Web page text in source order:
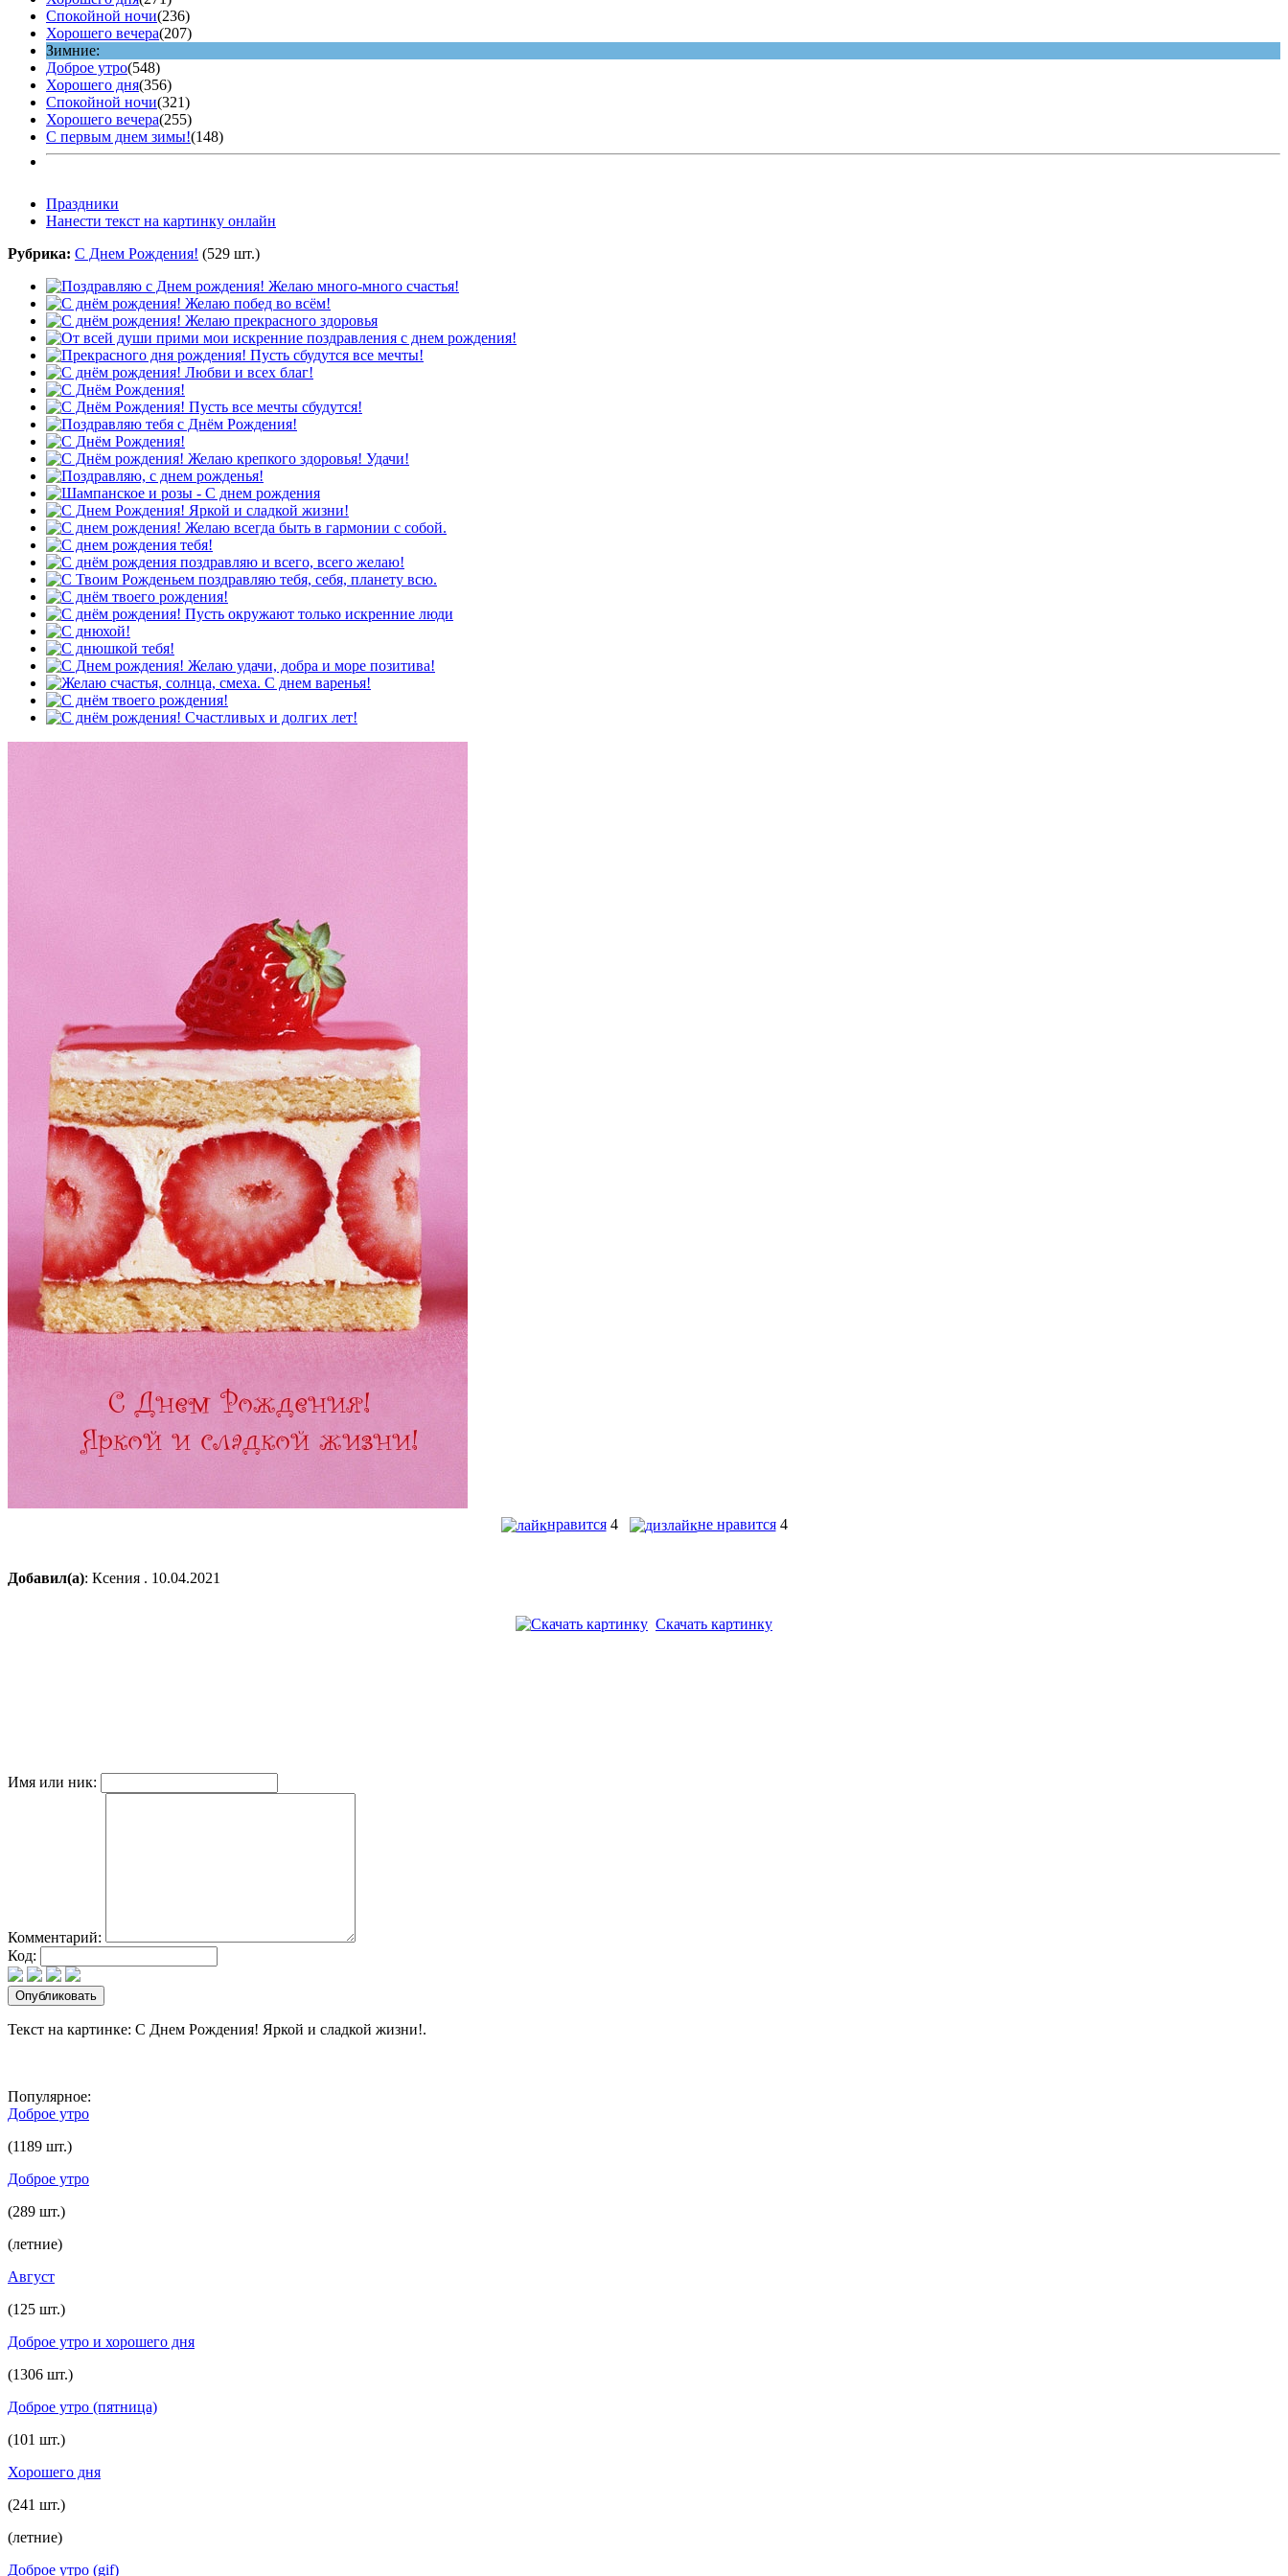
Спокойной ночи(236)
Хорошего вечера(207)
Зимние:
Доброе утро(548)
Хорошего дня(356)
Спокойной ночи(321)
Хорошего вечера(255)
С первым днем зимы!(148)
Праздники
Нанести текст на картинку онлайн
Рубрика: С Днем Рождения! (529 шт.)
нравится 4 не нравится 4
Добавил(а): Ксения . 10.04.2021
Скачать картинку
Имя или ник:
Комментарий:
Код:
Текст на картинке: С Днем Рождения! Яркой и сладкой жизни!.
Популярное:
Доброе утро
(1189 шт.)
Доброе утро
(289 шт.)
(летние)
Август
(125 шт.)
Доброе утро и хорошего дня
(1306 шт.)
Доброе утро (пятница)
(101 шт.)
Хорошего дня
(241 шт.)
(летние)
Доброе утро (gif)